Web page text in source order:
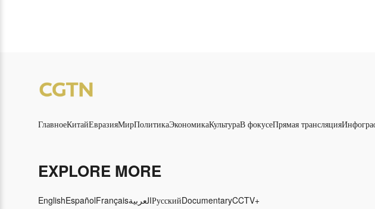
ГлавноеКитайЕвразияМирПолитикаЭкономикаКультураВ фокусеПрямая трансляция
EXPLORE MORE
EnglishEspañolFrançaisالعربيةРусскийDocumentaryCCTV+